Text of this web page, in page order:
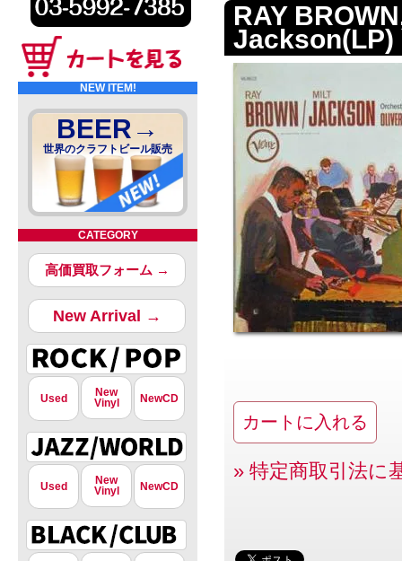
NEW ITEM!
BEER→
世界のクラフトビール販売
CATEGORY
高価買取フォーム →
New Arrival →
Used
New
Vinyl
NewCD
Used
New
Vinyl
NewCD
RAY
Jackson(LP)
» 特定商取引法に